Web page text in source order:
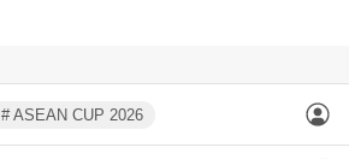
# ASEAN CUP 2026